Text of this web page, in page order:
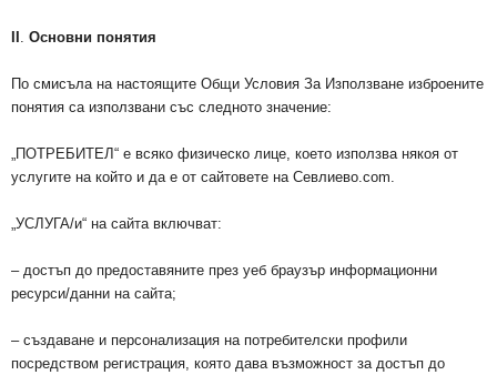
. Основни понятия
По смисъла на настоящите Общи Условия За Използване изброените
понятия са използвани със следното значение:
„ПОТРЕБИТЕЛ“ е всяко физическо лице, което използва някоя от
услугите на който и да е от сайтовете на Севлиево.com.
„УСЛУГА/и“ на сайта включват:
– достъп до предоставяните през уеб браузър информационни
ресурси/данни на сайта;
– създаване и персонализация на потребителски профили
посредством регистрация, която дава възможност за достъп до